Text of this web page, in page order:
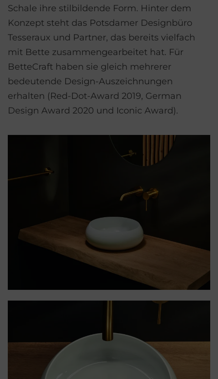
Schale ihre stilbildende Form. Hinter dem
Konzept steht das Potsdamer Designbüro
Tesseraux und Partner, das bereits vielfach
mit Bette zusammengearbeitet hat. Für
BetteCraft haben sie gleich mehrerer
bedeutende Design-Auszeichnungen
erhalten (Red-Dot-Award 2019, German
Design Award 2020 und Iconic Award).